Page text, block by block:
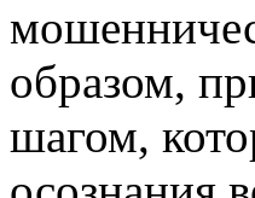
образом,
шагом,